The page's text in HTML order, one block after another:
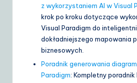
z wykorzystaniem AI w Visual
krok po kroku dotyczące
Visual Paradigm do
dokładniejszego mapowania
biznesowych.
Poradnik generowania
Paradigm: Kompletny poradnik